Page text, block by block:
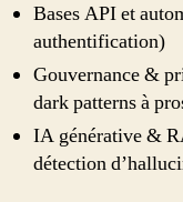
Bases API et
authentification)
Gouvernance &
dark patterns à
IA générative &
détection